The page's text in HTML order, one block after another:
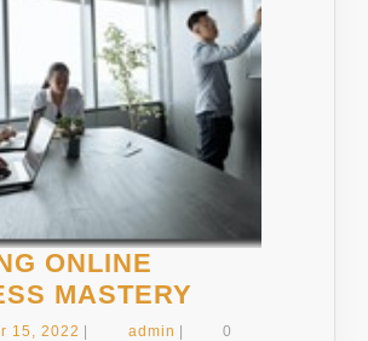
ONLINE
MASTERY
ONLINE
15, 2022 Desember
admin admin
0